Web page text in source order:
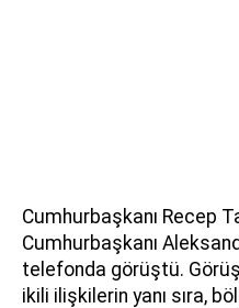
Cumhurbaşkanı Recep
Cumhurbaşkanı
telefonda görüştü.
ikili ilişkilerin yanı sıra,